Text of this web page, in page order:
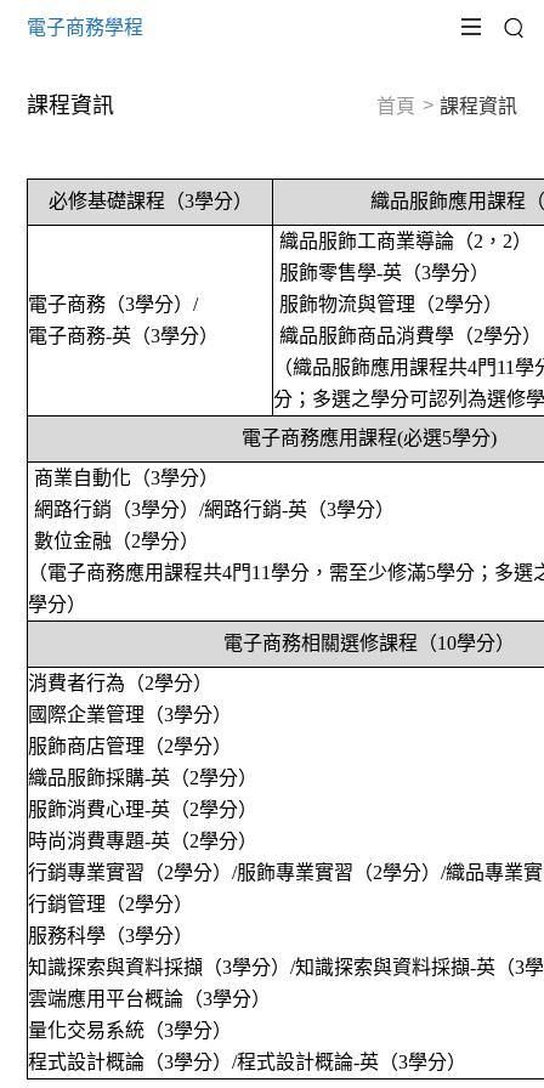
電子商務學程
課程資訊 首頁 課程資訊
必修基礎課程（3學分） 織品服飾應用課程（
電子商務（3學分）/
電子商務-英（3學分）
織品服飾工商業導論（2 ， 2）
服飾零售學-英 （3學分）
服飾物流與管理（2學分）
織品服飾商品消費學（2學分）
（織品服飾應用課程共4門11學
分；多選之學分可認列為選修
電子商務應用課程(必選5學分)
商業自動化（3學分）
網路行銷（3學分）/網路行銷-英（3學分）
數位金融（2學分）
（電子商務應用課程共4門11學分，需至少修滿5學分；多選
學分）
電子商務相關選修課程（10學分）
消費者行為（2學分）
國際企業管理（3學分）
服飾商店管理（2學分）
織品服飾採購-英 （2學分）
服飾消費心理-英（2學分）
時尚消費專題-英（2學分）
行銷專業實習（2學分）/服飾專業實習（2學分）/織品專業
行銷管理（2學分）
服務科學（3學分）
知識探索與資料採擷（3學分）/知識探索與資料採擷-英（3
雲端應用平台概論（3學分）
量化交易系統（3學分）
程式設計概論（3學分）/程式設計概論-英 （3學分）